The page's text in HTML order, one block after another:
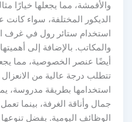
والأقمشة، مما يجعلها خيارًا
الديكور المختلفة، سواء كانت
استخدام ستائر رول في غرف
والمكاتب. بالإضافة إلى
أيضًا عنصر الخصوصية، مما
تتطلب درجة عالية من الانعزال
استخدامها بطريقة مدروسة، يمكن
جمال وأناقة الغرفة، بينما
الوظائف اليومية. بفضل تنوعها